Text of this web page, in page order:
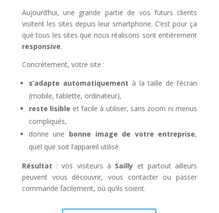
Aujourd’hui, une grande partie de vos futurs clients
visitent les sites depuis leur smartphone. C’est pour ça
que tous les sites que nous réalisons sont entièrement
responsive.
Concrètement, votre site :
s’adapte automatiquement à la taille de l’écran
(mobile, tablette, ordinateur),
reste lisible et facile à utiliser, sans zoom ni menus
compliqués,
donne une bonne image de votre entreprise,
quel que soit l’appareil utilisé.
Résultat : vos visiteurs à Sailly et partout ailleurs
peuvent vous découvrir, vous contacter ou passer
commande facilement, où qu’ils soient.